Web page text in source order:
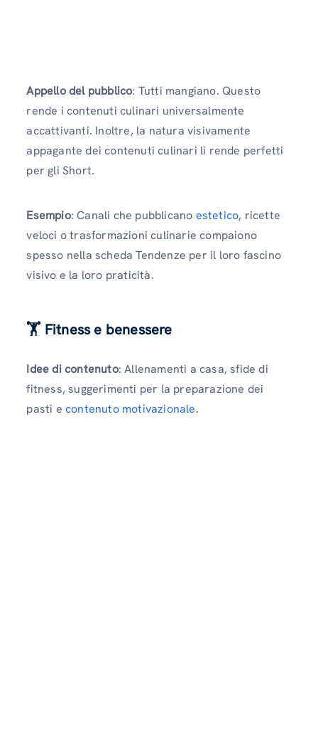
Appello del pubblico: Tutti mangiano. Questo
rende i contenuti culinari universalmente
accattivanti. Inoltre, la natura visivamente
appagante dei contenuti culinari li rende perfetti
per gli Short.
Esempio: Canali che pubblicano estetico, ricette
veloci o trasformazioni culinarie compaiono
spesso nella scheda Tendenze per il loro fascino
visivo e la loro praticità.
🏋️ Fitness e benessere
Idee di contenuto: Allenamenti a casa, sfide di
fitness, suggerimenti per la preparazione dei
pasti e contenuto motivazionale.